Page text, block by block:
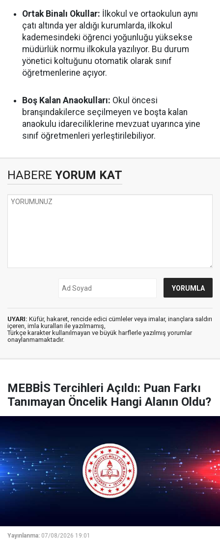
Ortak Binalı Okullar: İlkokul ve ortaokulun aynı
çatı altında yer aldığı kurumlarda, ilkokul
kademesindeki öğrenci yoğunluğu yüksekse
müdürlük normu ilkokula yazılıyor. Bu durum
yönetici koltuğunu otomatik olarak sınıf
öğretmenlerine açıyor.
Boş Kalan Anaokulları: Okul öncesi
branşındakilerce seçilmeyen ve boşta kalan
anaokulu idareciliklerine mevzuat uyarınca yine
sınıf öğretmenleri yerleştirilebiliyor.
HABERE YORUM KAT
UYARI: Küfür, hakaret, rencide edici cümleler veya imalar, inançlara saldırı
içeren, imla kuralları ile yazılmamış,
Türkçe karakter kullanılmayan ve büyük harflerle yazılmış yorumlar
onaylanmamaktadır.
MEBBİS Tercihleri Açıldı: Puan Farkı
Tanımayan Öncelik Hangi Alanın Oldu?
Yayınlanma: 07/08/2026 19:01